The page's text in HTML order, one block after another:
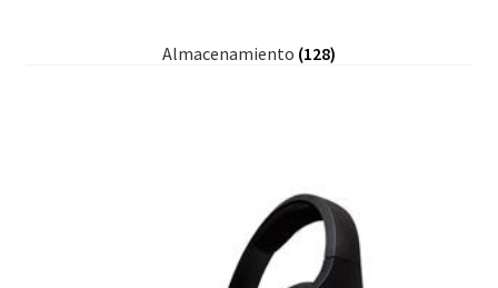
Almacenamiento (128)